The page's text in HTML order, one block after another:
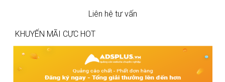
Liên hệ tư vấn
KHUYẾN MÃI CỰC HOT